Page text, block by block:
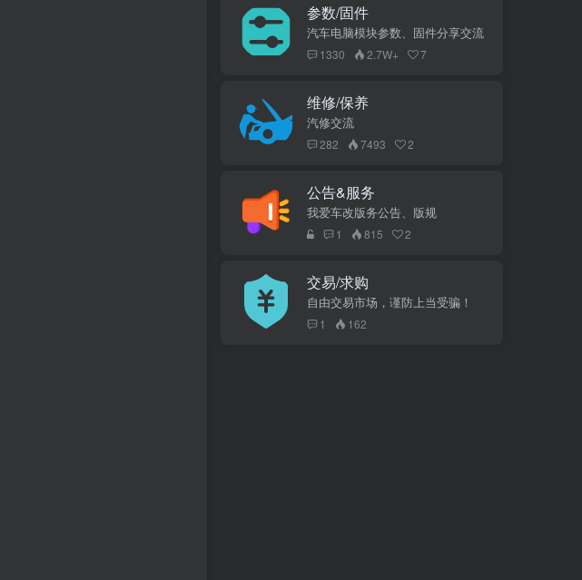
参数/固件
汽车电脑模块参数、固件分享交流
1330 2.7W+ 7
维修/保养
汽修交流
282 7493 2
公告&服务
我爱车改版务公告、版规
1 815 2
交易/求购
自由交易市场，谨防上当受骗！
1 162